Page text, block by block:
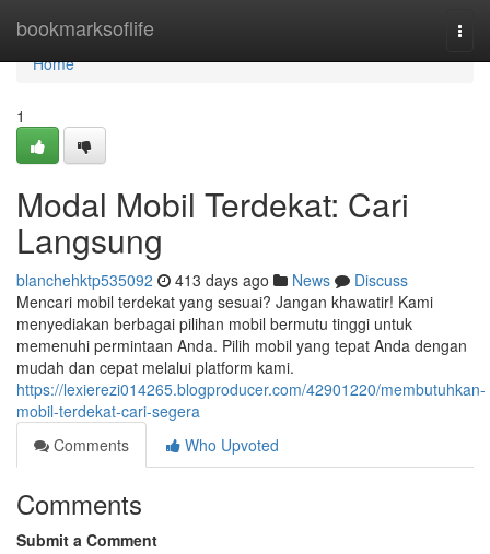
bookmarksoflife
Home
Home
1
Modal Mobil Terdekat: Cari
Langsung
blanchehktp535092 413 days ago News
Discuss
Mencari mobil terdekat yang sesuai? Jangan khawatir! Kami
menyediakan berbagai pilihan mobil bermutu tinggi untuk
memenuhi permintaan Anda. Pilih mobil yang tepat Anda dengan
mudah dan cepat melalui platform kami.
https://lexierezi014265.blogproducer.com/42901220/membutuhkan-
mobil-terdekat-cari-segera
Comments
Who Upvoted
Comments
Submit a Comment